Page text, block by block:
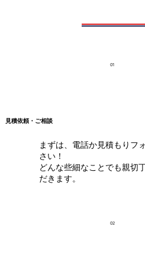
01
まずは、電話か見積もりフ
さい！
どんな些細なことでも親切
だきます。
見積依頼・ご相談
02